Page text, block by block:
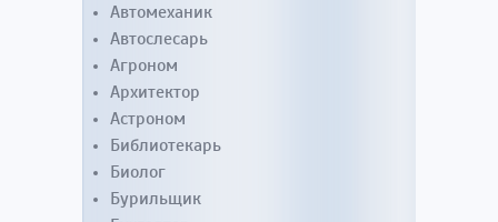
Автомеханик
Автослесарь
Агроном
Архитектор
Астроном
Библиотекарь
Биолог
Бурильщик